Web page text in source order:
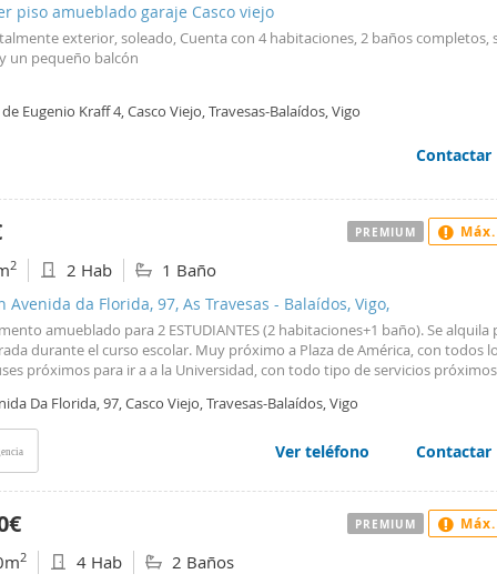
piso amueblado garaje Casco viejo
exterior, soleado, Cuenta con 4 habitaciones, 2 baños completos,
un pequeño balcón
de Eugenio Kraff 4, Casco Viejo, Travesas-Balaídos, Vigo
Contactar
2 2 Hab 1 Baño
Avenida da Florida, 97, As Travesas - Balaídos, Vigo,
amueblado para 2 ESTUDIANTES (2 habitaciones+1 baño). Se alquila
durante el curso escolar. Muy próximo a Plaza de América, con todos
próximos para ir a a la Universidad, con todo tipo de servicios próximos
625*639*525.
Da Florida, 97, Casco Viejo, Travesas-Balaídos, Vigo
Ver teléfono Contactar
PREMIUM
2 4 Hab 2 Baños
PREMIUM